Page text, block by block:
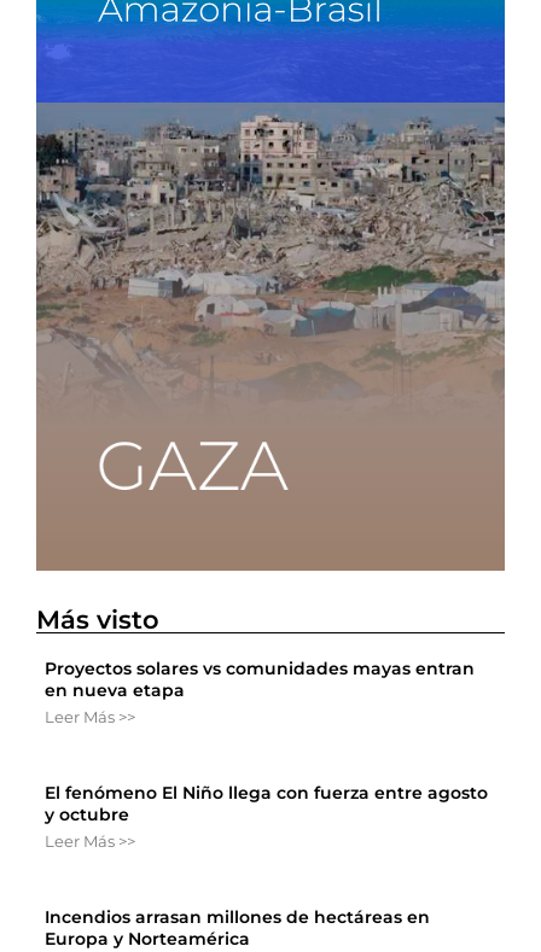
Más visto
Proyectos solares vs comunidades mayas entran
en nueva etapa
Leer Más >>
El fenómeno El Niño llega con fuerza entre agosto
y octubre
Leer Más >>
Incendios arrasan millones de hectáreas en
Europa y Norteamérica